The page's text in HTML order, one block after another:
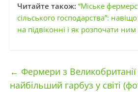
Читайте також: “Міське
сільського господарства”:
на підвіконні і як розпочати
← Фермери з
найбільший гарбуз у світі